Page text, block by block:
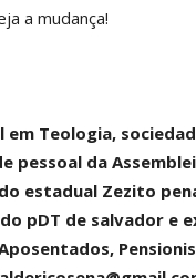
a mudança!
em Teologia,
pessoal da
estadual Zezito
pDT de salvador e